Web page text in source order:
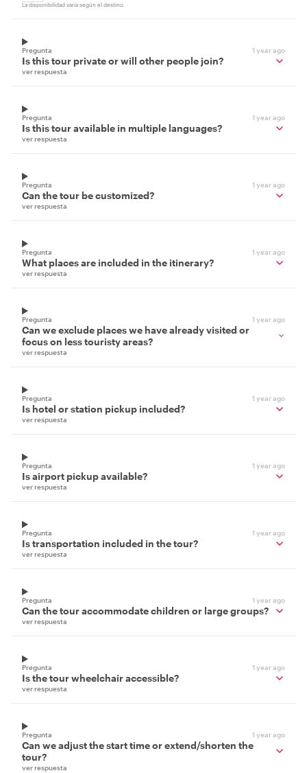
La disponibilidad varía según el destino
Pregunta 1 year ago
Is this tour private or will other people join?
ver respuesta
Pregunta 1 year ago
Is this tour available in multiple languages?
ver respuesta
Pregunta 1 year ago
Can the tour be customized?
ver respuesta
Pregunta 1 year ago
What places are included in the itinerary?
ver respuesta
Pregunta 1 year ago
Can we exclude places we have already visited or
focus on less touristy areas?
ver respuesta
Pregunta 1 year ago
Is hotel or station pickup included?
ver respuesta
Pregunta 1 year ago
Is airport pickup available?
ver respuesta
Pregunta 1 year ago
Is transportation included in the tour?
ver respuesta
Pregunta 1 year ago
Can the tour accommodate children or large groups?
ver respuesta
Pregunta 1 year ago
Is the tour wheelchair accessible?
ver respuesta
Pregunta 1 year ago
Can we adjust the start time or extend/shorten the
tour?
ver respuesta